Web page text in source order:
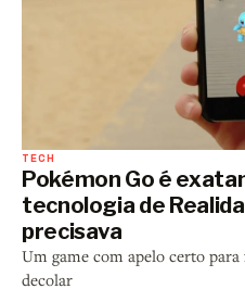
TECH
Pokémon Go é
tecnologia de
precisava
Um game com apelo certo
decolar